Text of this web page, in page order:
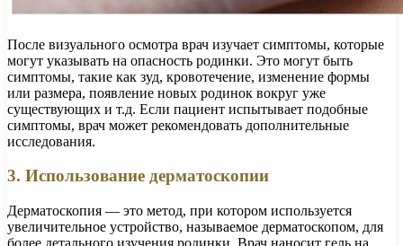
После визуального осмотра врач изучает симптомы, которые
могут указывать на опасность родинки. Это могут быть
симптомы, такие как зуд, кровотечение, изменение формы
или размера, появление новых родинок вокруг уже
существующих и т.д. Если пациент испытывает подобные
симптомы, врач может рекомендовать дополнительные
исследования.
3. Использование дерматоскопии
Дерматоскопия — это метод, при котором используется
увеличительное устройство, называемое дерматоскопом, для
более детального изучения родинки. Врач наносит гель на